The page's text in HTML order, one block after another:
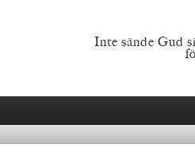
Inte sände Gud